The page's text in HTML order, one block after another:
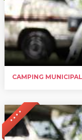
CAMPING
* * * *